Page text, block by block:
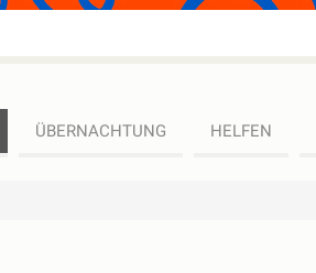
ÜBERNACHTUNG HELFEN